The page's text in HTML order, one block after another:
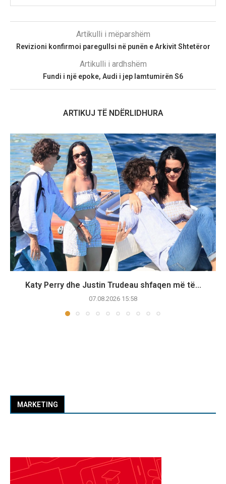
Artikulli i mëparshëm
Revizioni konfirmoi paregullsi në punën e Arkivit Shtetëror
Artikulli i ardhshëm
Fundi i një epoke, Audi i jep lamtumirën S6
ARTIKUJ TË NDËRLIDHURA
Katy Perry dhe Justin Trudeau shfaqen më të...
07.08.2026 15:58
MARKETING